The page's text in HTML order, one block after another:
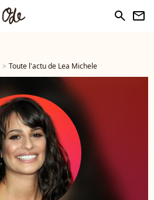
search newsletter
Toute l'actu de Lea Michele